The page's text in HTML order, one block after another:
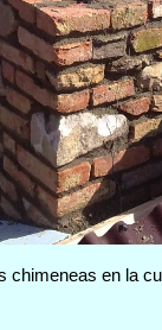
chimeneas en la